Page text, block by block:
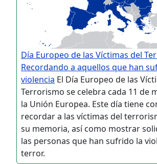
Día Europeo de las Víctimas del
Recordando a aquellos que han
violencia El Día Europeo de las
Terrorismo se celebra cada 11 de
la Unión Europea. Este día tiene
recordar a las víctimas del
su memoria, así como mostrar
las personas que han sufrido la
terror.